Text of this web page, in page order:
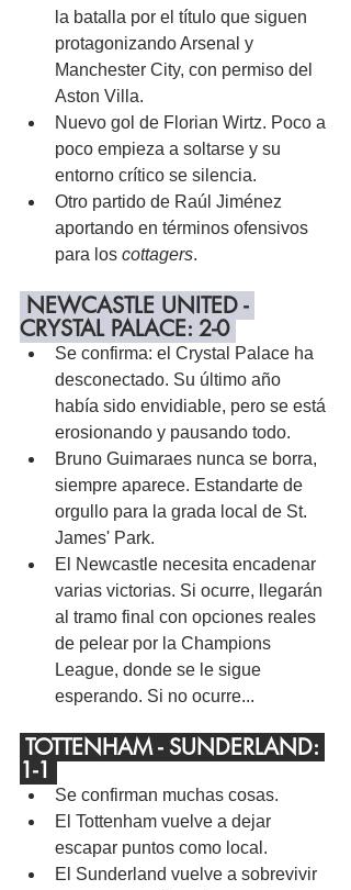
la batalla por el título que siguen
protagonizando Arsenal y
Manchester City, con permiso del
Aston Villa.
Nuevo gol de Florian Wirtz. Poco a
poco empieza a soltarse y su
entorno crítico se silencia.
Otro partido de Raúl Jiménez
aportando en términos ofensivos
para los cottagers.
NEWCASTLE UNITED -
CRYSTAL PALACE: 2-0
Se confirma: el Crystal Palace ha
desconectado. Su último año
había sido envidiable, pero se está
erosionando y pausando todo.
Bruno Guimaraes nunca se borra,
siempre aparece. Estandarte de
orgullo para la grada local de St.
James' Park.
El Newcastle necesita encadenar
varias victorias. Si ocurre, llegarán
al tramo final con opciones reales
de pelear por la Champions
League, donde se le sigue
esperando. Si no ocurre...
TOTTENHAM - SUNDERLAND:
1-1
Se confirman muchas cosas.
El Tottenham vuelve a dejar
escapar puntos como local.
El Sunderland vuelve a sobrevivir